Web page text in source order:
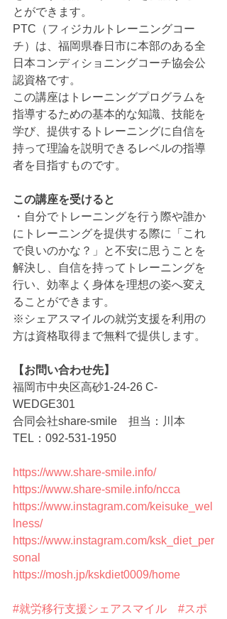
とができます。
PTC（フィジカルトレーニングコー
チ）は、福岡県春日市に本部のある全
日本コンディショニングコーチ協会公
認資格です。
この講座はトレーニングプログラムを
指導するための基本的な知識、技能を
学び、提供するトレーニングに自信を
持って理論を説明できるレベルの指導
者を目指すものです。
この講座を受けると
・自分でトレーニングを行う際や誰か
にトレーニングを提供する際に「これ
で良いのかな？」と不安に思うことを
解決し、自信を持ってトレーニングを
行い、効率よく身体を理想の姿へ変え
ることができます。
※シェアスマイルの就労支援を利用の
方は資格取得まで無料で提供します。
【お問い合わせ先】
福岡市中央区高砂1-24-26 C-
WEDGE301
合同会社share-smile　担当：川本
TEL：092-531-1950
https://www.share-smile.info/
https://www.share-smile.info/ncca
https://www.instagram.com/keisuke_wel
lness/
https://www.instagram.com/ksk_diet_per
sonal
https://mosh.jp/kskdiet0009/home
#就労移行支援シェアスマイル #スポ